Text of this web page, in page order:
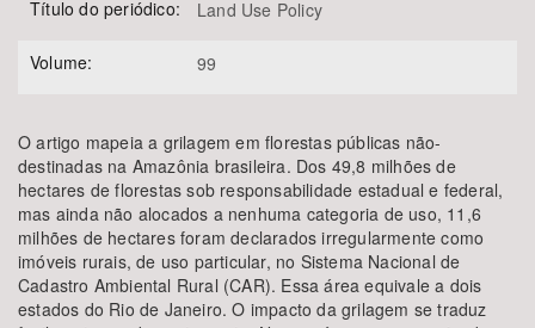
Título do periódico: Land Use Policy
Volume: 99
O artigo mapeia a grilagem em florestas públicas não-
destinadas na Amazônia brasileira. Dos 49,8 milhões de
hectares de florestas sob responsabilidade estadual e federal,
mas ainda não alocados a nenhuma categoria de uso, 11,6
milhões de hectares foram declarados irregularmente como
imóveis rurais, de uso particular, no Sistema Nacional de
Cadastro Ambiental Rural (CAR). Essa área equivale a dois
estados do Rio de Janeiro. O impacto da grilagem se traduz